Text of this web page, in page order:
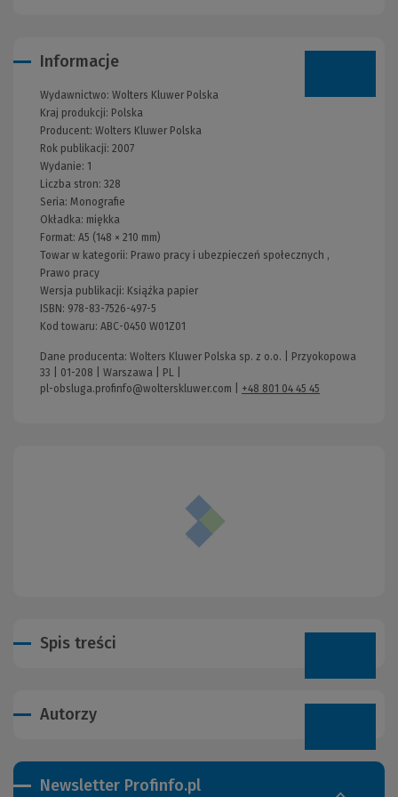
Informacje
Wydawnictwo: Wolters Kluwer Polska
Kraj produkcji: Polska
Producent: Wolters Kluwer Polska
Rok publikacji: 2007
Wydanie: 1
Liczba stron: 328
Seria: Monografie
Okładka: miękka
Format: A5 (148 × 210 mm)
Towar w kategorii: Prawo pracy i ubezpieczeń społecznych ,
Prawo pracy
Wersja publikacji: Książka papier
ISBN: 978-83-7526-497-5
Kod towaru: ABC-0450 W01Z01
Dane producenta: Wolters Kluwer Polska sp. z o.o. | Przyokopowa
33 | 01-208 | Warszawa | PL |
pl-obsluga.profinfo@wolterskluwer.com
+48 801 04 45 45
Spis treści
Autorzy
Newsletter Profinfo.pl